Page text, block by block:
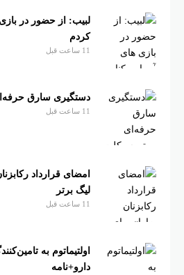
لبیب: از حضور در
کردم
11 ساعت قبل
دستگیری سارق
11 ساعت قبل
امضای قرارداد
لیگ برتر
11 ساعت قبل
اولتیماتوم به
دارو+نامه